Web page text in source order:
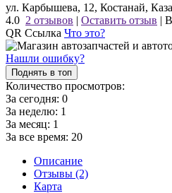
ул. Карбышева, 12, Костанай,
4.0 2 отзывов | Оставить отзыв |
QR Ссылка Что это?
Нашли ошибку?
Поднять в топ
Количество просмотров:
За сегодня: 0
За неделю: 1
За месяц: 1
За все время: 20
Описание
Отзывы (2)
Карта